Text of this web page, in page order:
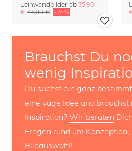
Leinwandbilder ab 35,90
€ 46,90 € -25%
Brauchst Du
wenig
Du suchst ein ganz
eine vage Idee und brauchst
Inspiration? Wir beraten
Fragen rund um
Bildauswahl!